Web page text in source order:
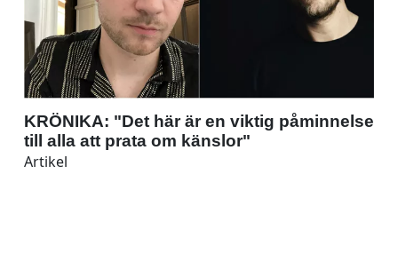
KRÖNIKA: "Det här är en viktig påminnelse
till alla att prata om känslor"
Artikel